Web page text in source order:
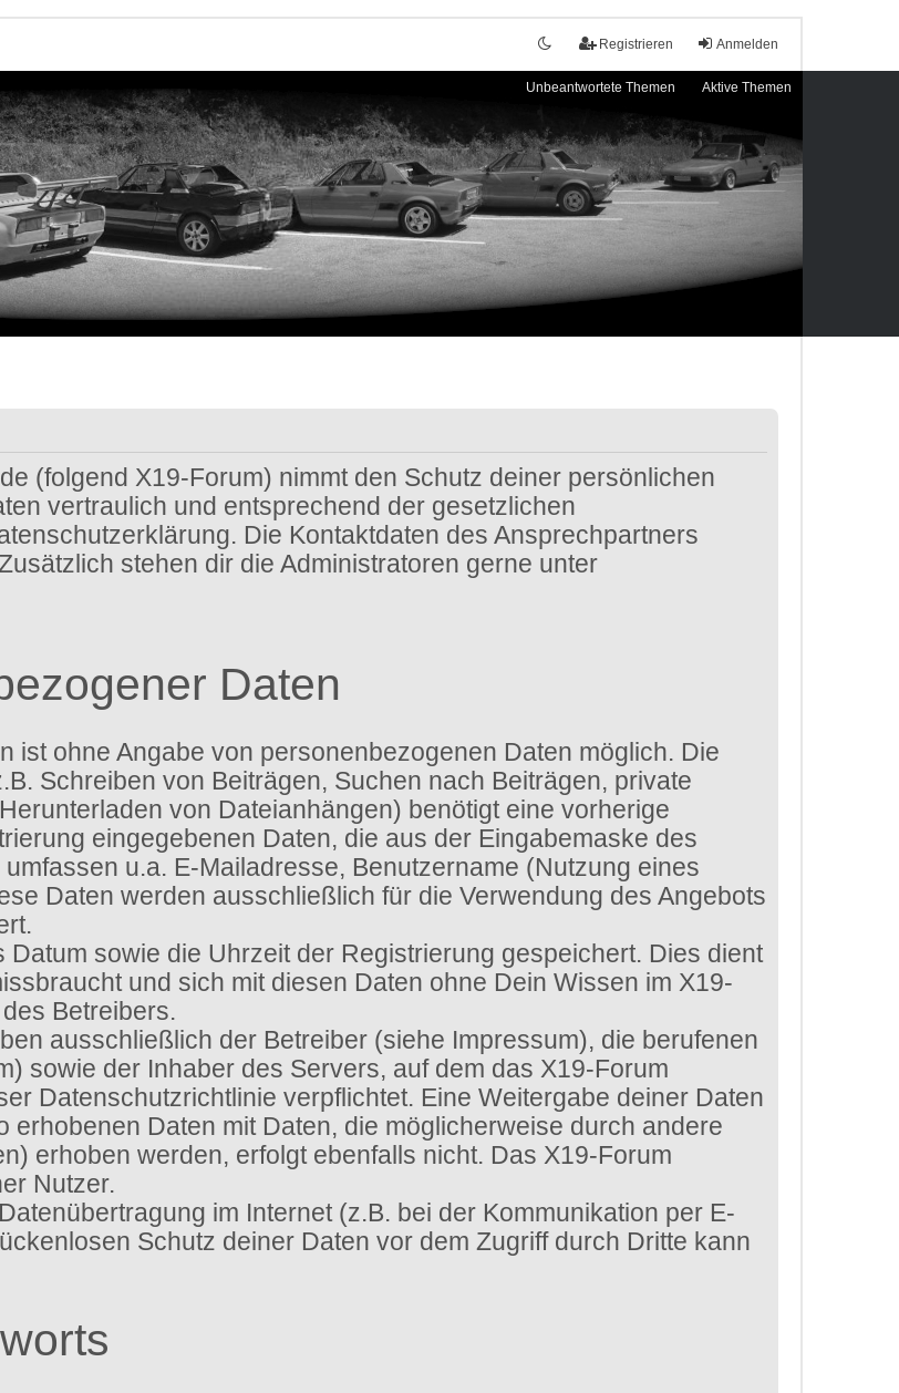
Anmelden
Registrieren
Unbeantwortete Themen Aktive Themen
(folgend X19-Forum) nimmt den Schutz deiner persönlichen
vertraulich und entsprechend der gesetzlichen
Die Kontaktdaten des Ansprechpartners
stehen dir die Administratoren gerne unter
Daten
ist ohne Angabe von personenbezogenen Daten möglich. Die
Schreiben von Beiträgen, Suchen nach Beiträgen, private
von Dateianhängen) benötigt eine vorherige
eingegebenen Daten, die aus der Eingabemaske des
u.a. E-Mailadresse, Benutzername (Nutzung eines
Daten werden ausschließlich für die Verwendung des Angebots
sowie die Uhrzeit der Registrierung gespeichert. Dies dient
und sich mit diesen Daten ohne Dein Wissen im X19-
Betreibers.
ausschließlich der Betreiber (siehe Impressum), die berufenen
sowie der Inhaber des Servers, auf dem das X19-Forum
Datenschutzrichtlinie verpflichtet. Eine Weitergabe deiner Daten
erhobenen Daten mit Daten, die möglicherweise durch andere
erhoben werden, erfolgt ebenfalls nicht. Das X19-Forum
Nutzer.
im Internet (z.B. bei der Kommunikation per E-
Schutz deiner Daten vor dem Zugriff durch Dritte kann